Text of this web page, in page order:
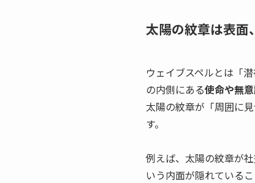
太陽の紋章は表面
ウェイブスペルとは「
の内側にある使命や無
太陽の紋章が「周囲に
す。
例えば、太陽の紋章が
いう内面が隠れているこ